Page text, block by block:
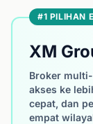
#1 PILIHAN
XM
Broker
akses ke
cepat, dan
empat